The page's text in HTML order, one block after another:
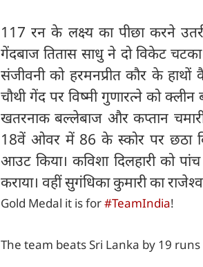
117 रन के लक्ष्य का पीछा करने
गेंदबाज तितास साधु ने दो विकेट
संजीवनी को हरमनप्रीत कौर के
चौथी गेंद पर विष्मी गुणारत्ने को
खतरनाक बल्लेबाज और कप्तान
18वें ओवर में 86 के स्कोर पर छठा
आउट किया। कविशा दिलहारी को
कराया। वहीं सुगंधिका कुमारी का
Gold Medal it is for#TeamIndia!
The team beats Sri Lanka by 19